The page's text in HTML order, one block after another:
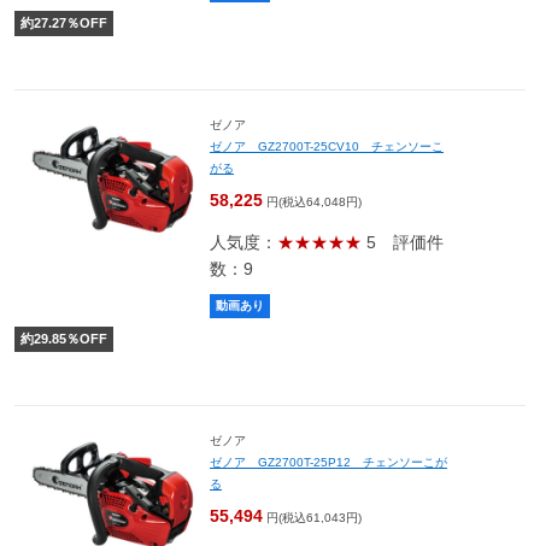
約27.27％OFF
ゼノア
ゼノア GZ2700T-25CV10 チェンソーこ
がる
58,225 円(税込64,048円)
人気度： ★★★★★ 5 評価件
数：9
動画あり
約29.85％OFF
ゼノア
ゼノア GZ2700T-25P12 チェンソーこが
る
55,494 円(税込61,043円)